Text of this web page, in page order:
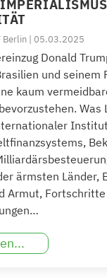
Berlin | 05.03.2025
Donald
und seinem
kaum
Was
ärmsten Länder,
Armut,